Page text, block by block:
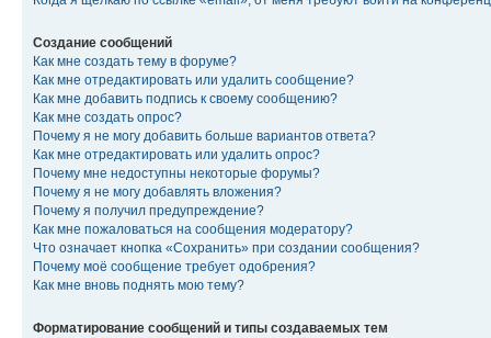
Создание сообщений
Как мне создать тему в форуме?
Как мне отредактировать или удалить сообщение?
Как мне добавить подпись к своему сообщению?
Как мне создать опрос?
Почему я не могу добавить больше вариантов ответа?
Как мне отредактировать или удалить опрос?
Почему мне недоступны некоторые форумы?
Почему я не могу добавлять вложения?
Почему я получил предупреждение?
Как мне пожаловаться на сообщения модератору?
Что означает кнопка «Сохранить» при создании сообщения?
Почему моё сообщение требует одобрения?
Как мне вновь поднять мою тему?
Форматирование сообщений и типы создаваемых тем